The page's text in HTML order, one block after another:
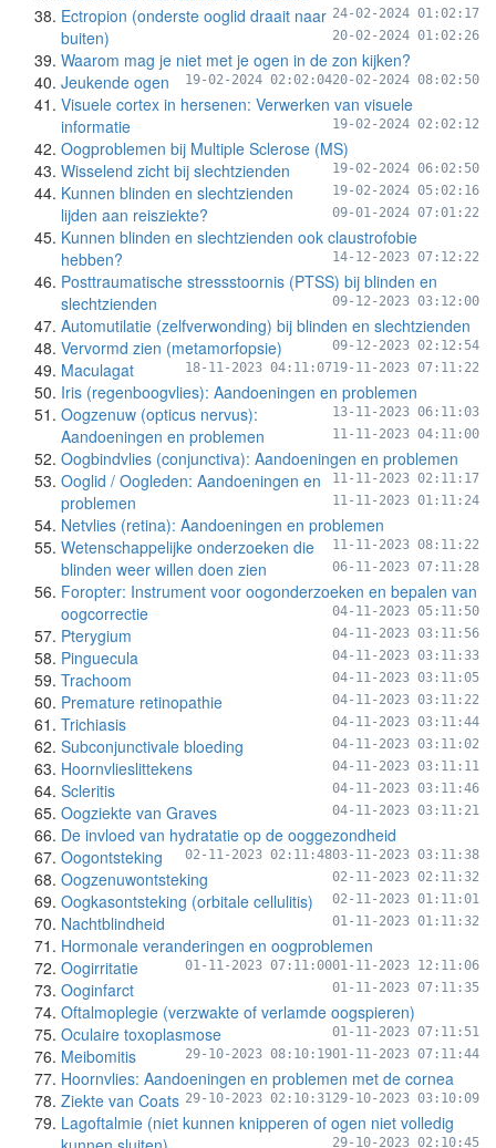
24-02-2024 01:02:17
Ectropion (onderste ooglid draait naar
buiten)
20-02-2024 01:02:26
Waarom mag je niet met je ogen in de zon kijken?
20-02-2024 08:02:50
Jeukende ogen 19-02-2024 02:02:04
Visuele cortex in hersenen: Verwerken van visuele
informatie
19-02-2024 02:02:12
Oogproblemen bij Multiple Sclerose (MS)
19-02-2024 06:02:50
Wisselend zicht bij slechtzienden
19-02-2024 05:02:16
Kunnen blinden en slechtzienden
lijden aan reisziekte?
09-01-2024 07:01:22
Kunnen blinden en slechtzienden ook claustrofobie
hebben?
14-12-2023 07:12:22
Posttraumatische stressstoornis (PTSS) bij blinden en
slechtzienden
09-12-2023 03:12:00
Automutilatie (zelfverwonding) bij blinden en slechtzienden
09-12-2023 02:12:54
Vervormd zien (metamorfopsie)
19-11-2023 07:11:22
Maculagat 18-11-2023 04:11:07
Iris (regenboogvlies): Aandoeningen en problemen
13-11-2023 06:11:03
Oogzenuw (opticus nervus):
Aandoeningen en problemen
11-11-2023 04:11:00
Oogbindvlies (conjunctiva): Aandoeningen en problemen
11-11-2023 02:11:17
Ooglid / Oogleden: Aandoeningen en
problemen
11-11-2023 01:11:24
Netvlies (retina): Aandoeningen en problemen
11-11-2023 08:11:22
Wetenschappelijke onderzoeken die
blinden weer willen doen zien
06-11-2023 07:11:28
Foropter: Instrument voor oogonderzoeken en bepalen van
oogcorrectie
04-11-2023 05:11:50
Pterygium 04-11-2023 03:11:56
Pinguecula 04-11-2023 03:11:33
Trachoom 04-11-2023 03:11:05
Premature retinopathie 04-11-2023 03:11:22
Trichiasis 04-11-2023 03:11:44
Subconjunctivale bloeding 04-11-2023 03:11:02
Hoornvlieslittekens 04-11-2023 03:11:11
Scleritis 04-11-2023 03:11:46
Oogziekte van Graves 04-11-2023 03:11:21
De invloed van hydratatie op de ooggezondheid
03-11-2023 03:11:38
Oogontsteking 02-11-2023 02:11:48
Oogzenuwontsteking 02-11-2023 02:11:32
Oogkasontsteking (orbitale cellulitis) 02-11-2023 01:11:01
Nachtblindheid 01-11-2023 01:11:32
Hormonale veranderingen en oogproblemen
01-11-2023 12:11:06
Oogirritatie 01-11-2023 07:11:00
Ooginfarct 01-11-2023 07:11:35
Oftalmoplegie (verzwakte of verlamde oogspieren)
01-11-2023 07:11:51
Oculaire toxoplasmose
01-11-2023 07:11:44
Meibomitis 29-10-2023 08:10:19
Hoornvlies: Aandoeningen en problemen met de cornea
29-10-2023 03:10:09
Ziekte van Coats 29-10-2023 02:10:31
Lagoftalmie (niet kunnen knipperen of ogen niet volledig
29-10-2023 02:10:45